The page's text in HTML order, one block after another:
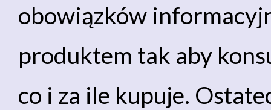
obowiązków
produktem tak aby
co i za ile kupuje.